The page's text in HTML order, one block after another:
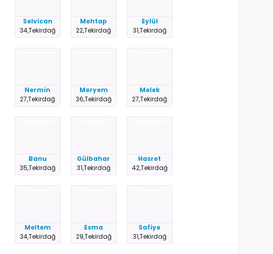
Selvican
34,Tekirdağ
Mehtap
22,Tekirdağ
Eylül
31,Tekirdağ
Nermin
27,Tekirdağ
Meryem
36,Tekirdağ
Melek
27,Tekirdağ
Banu
35,Tekirdağ
Gülbahar
31,Tekirdağ
Hasret
42,Tekirdağ
Meltem
34,Tekirdağ
Esma
29,Tekirdağ
Safiye
31,Tekirdağ